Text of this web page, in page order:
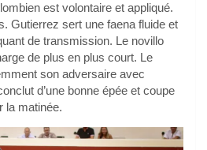
est volontaire et appliqué.
Gutierrez sert une faena fluide et
de transmission. Le novillo
de plus en plus court. Le
son adversaire avec
d’une bonne épée et coupe
la matinée.